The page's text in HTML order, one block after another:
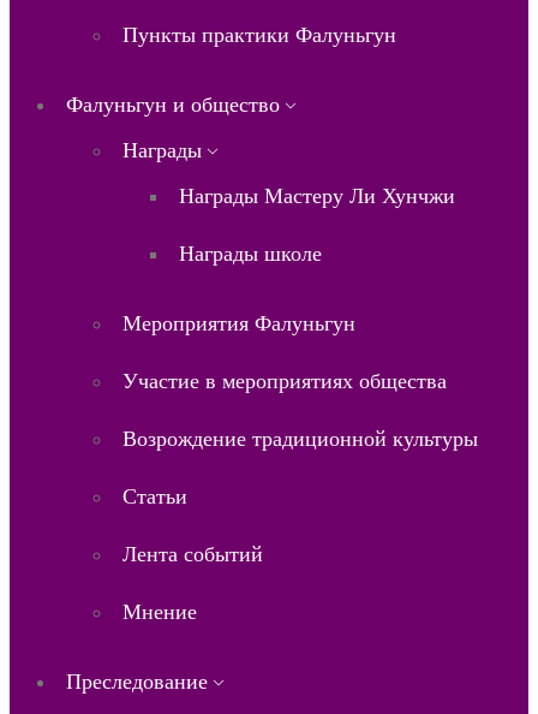
Пункты практики Фалуньгун
Фалуньгун и общество
Награды
Награды Мастеру Ли Хунчжи
Награды школе
Мероприятия Фалуньгун
Участие в мероприятиях общества
Возрождение традиционной культуры
Статьи
Лента событий
Мнение
Преследование